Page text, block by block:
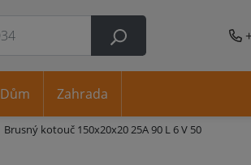
Brusný kotouč 150x20x20 25A 90 L 6 V 50
Dům Zahrada